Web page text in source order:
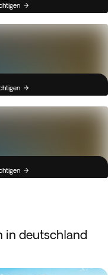
in deutschland